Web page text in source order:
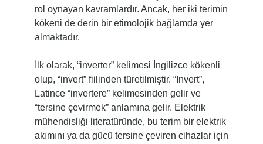
rol oynayan kavramlardır. Ancak, her iki terimin
kökeni de derin bir etimolojik bağlamda yer
almaktadır.
İlk olarak, “inverter” kelimesi İngilizce kökenli
olup, “invert” fiilinden türetilmiştir. “Invert”,
Latince “invertere” kelimesinden gelir ve
“tersine çevirmek” anlamına gelir. Elektrik
mühendisliği literatüründe, bu terim bir elektrik
akımını ya da gücü tersine çeviren cihazlar için